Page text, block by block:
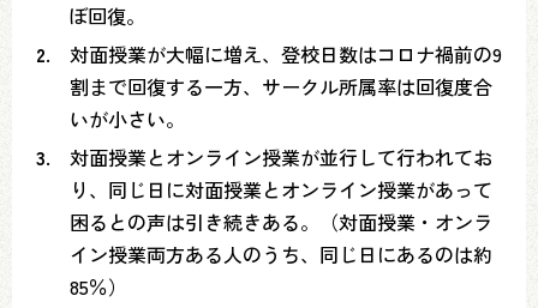
ぼ回復。
2.
対面授業が大幅に増え、登校日数はコロナ禍前の9
割まで回復する一方、サークル所属率は回復度合
いが小さい。
3.
対面授業とオンライン授業が並行して行われてお
り、同じ日に対面授業とオンライン授業があって
困るとの声は引き続きある。（対面授業・オンラ
イン授業両方ある人のうち、同じ日にあるのは約
85％）